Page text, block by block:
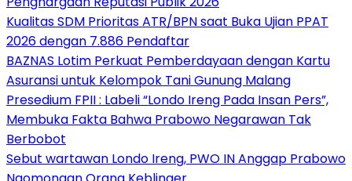
Kualitas SDM Prioritas ATR/BPN saat Buka Ujian PPAT
2026 dengan 7.886 Pendaftar
BAZNAS Lotim Perkuat Pemberdayaan dengan Kartu
Asuransi untuk Kelompok Tani Gunung Malang
Presedium FPII : Labeli “Londo Ireng Pada Insan Pers”,
Membuka Fakta Bahwa Prabowo Negarawan Tak
Berbobot
Sebut wartawan Londo Ireng, PWO IN Anggap Prabowo